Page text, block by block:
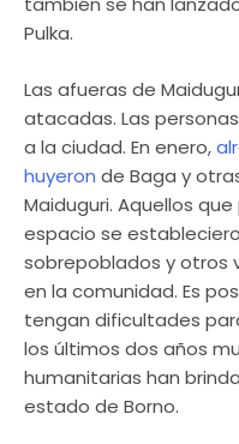
Pulka.
Las afueras de
atacadas. Las
a la ciudad. En enero,
huyeron de Baga y
Maiduguri. Aquellos
espacio se
sobrepoblados y otros
en la comunidad. Es
tengan dificultades
los últimos dos años
humanitarias han
estado de Borno.